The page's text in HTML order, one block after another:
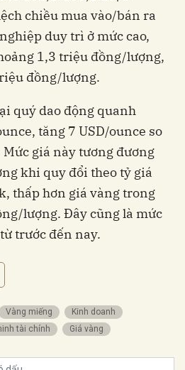
chiều mua vào/bán ra
duy trì ở mức cao,
1,3 triệu đồng/lượng,
đồng/lượng.
quý dao động quanh
tăng 7 USD/ounce so
giá này tương đương
khi quy đổi theo tỷ giá
thấp hơn giá vàng trong
lượng. Đây cũng là mức
trước đến nay.
vàng miếng
kinh doanh
ninh tài chính giá vàng